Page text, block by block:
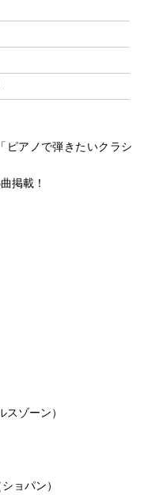
ピアノで弾きたいクラシ
掲載！
ゾーン）
ョパン）